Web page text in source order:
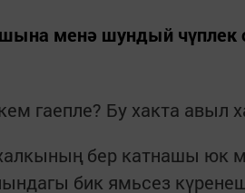
менә шундый чүплек
гаепле? Бу хакта авыл
бер катнашы юк
бик ямьсез